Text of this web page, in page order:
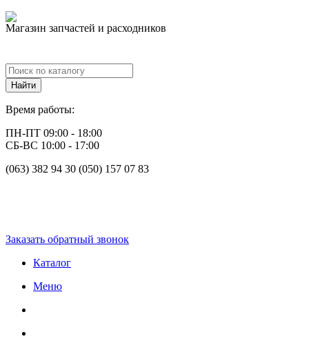
Магазин запчастей и расходников
Время работы:
ПН-ПТ 09:00 - 18:00
СБ-ВС 10:00 - 17:00
(063) 382 94 30 (050) 157 07 83
Заказать обратный звонок
Каталог
Меню